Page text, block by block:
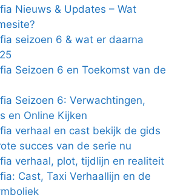
Nieuws & Updates – Wat
seizoen 6 & wat er daarna
Seizoen 6 en Toekomst van de
Seizoen 6: Verwachtingen,
en Online Kijken
verhaal en cast bekijk de gids
succes van de serie nu
verhaal, plot, tijdlijn en realiteit
Cast, Taxi Verhaallijn en de